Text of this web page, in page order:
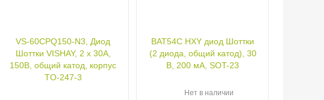
VS-60CPQ150-N3, Диод
Шоттки VISHAY, 2 х 30А,
150В, общий катод, корпус
TO-247-3
BAT54С HXY диод Шоттки
(2 диода, общий катод), 30
В, 200 мА, SOT-23
Нет в наличии